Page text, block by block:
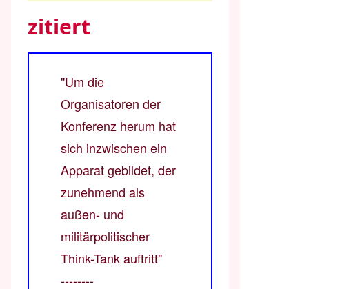
zitiert
"Um die
Organisatoren der
Konferenz herum hat
sich inzwischen ein
Apparat gebildet, der
zunehmend als
außen- und
militärpolitischer
Think-Tank auftritt"
--------